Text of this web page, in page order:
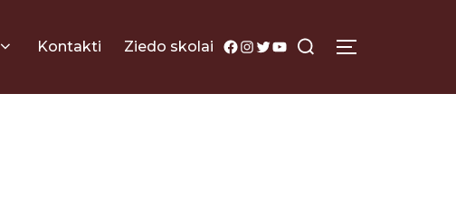
Kontakti Ziedo skolai Facebook
Instagram
Twitter
YouTube
for:
TOGGLE